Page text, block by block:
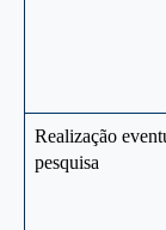
Realização
pesquisa